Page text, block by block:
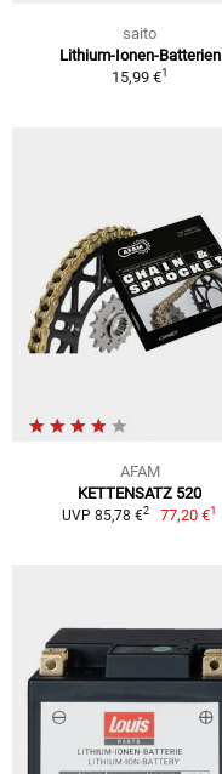
saito
Lithium-Ionen-Batterien
15,99 €1
AFAM
KETTENSATZ 520
UVP 85,78 €2 77,20 €1